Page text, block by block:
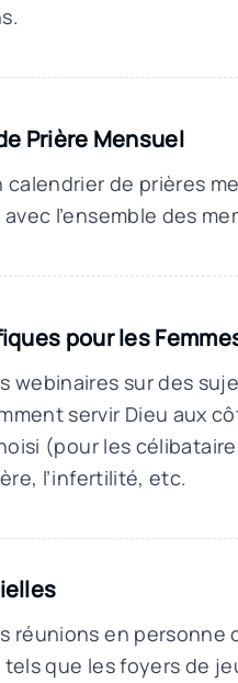
Prière Mensuel
calendrier de prières
l’ensemble des
pour les
webinaires sur des
servir Dieu aux
(pour les
l’infertilité, etc.
réunions en
que les foyers de